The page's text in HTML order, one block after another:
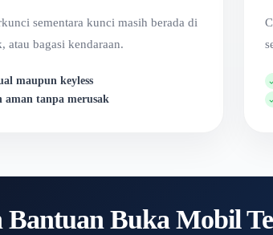
sementara kunci masih berada di
atau bagasi kendaraan.
maupun keyless
aman tanpa merusak
Bantuan Buka Mobil